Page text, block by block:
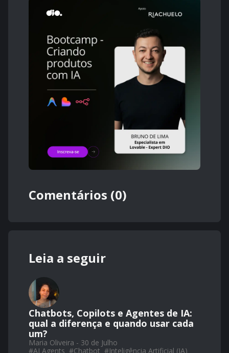
Comentários (0)
Leia a seguir
Chatbots, Copilots e Agentes de IA:
qual a diferença e quando usar cada
um?
Maria Oliveira - 30 de Julho
#AI Agents #Chatbot #Inteligência Artificial (IA)